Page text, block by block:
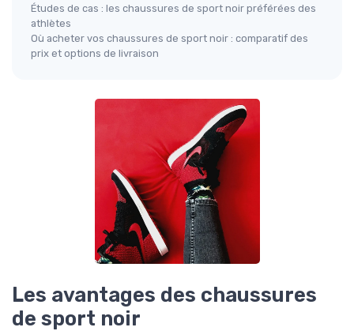
Études de cas : les chaussures de sport noir préférées des
athlètes
Où acheter vos chaussures de sport noir : comparatif des
prix et options de livraison
Les avantages des chaussures
de sport noir